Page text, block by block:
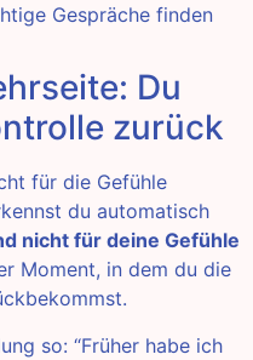
Gespräche finden
Du
zurück
für die Gefühle
du automatisch
nicht für deine Gefühle
Moment, in dem du die
so: “Früher habe ich